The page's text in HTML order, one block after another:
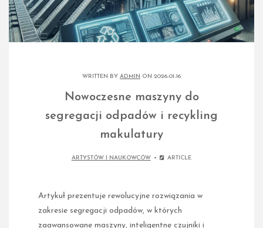
WRITTEN BY ADMIN ON 2026-01-16
Nowoczesne maszyny do
segregacji odpadów i recykling
makulatury
ARTYSTÓW I NAUKOWCÓW ARTICLE
Artykuł prezentuje rewolucyjne rozwiązania w
zakresie segregacji odpadów, w których
zaawansowane maszyny, inteligentne czujniki i